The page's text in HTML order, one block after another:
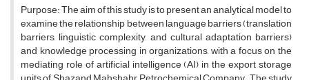
Purpose: The aim of this study is to present an analytical model to
examine the relationship between language barriers (translation
barriers, linguistic complexity, and cultural adaptation barriers)
and knowledge processing in organizations, with a focus on the
mediating role of artificial intelligence (AI) in the export storage